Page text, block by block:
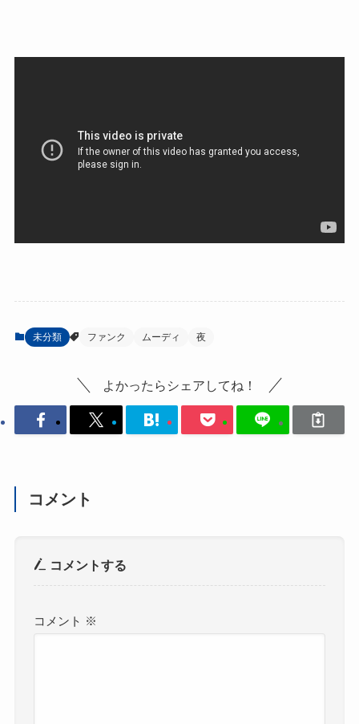
未分類 ファンク ムーディ 夜
よかったらシェアしてね！
コメント
コメントする
コメント ※